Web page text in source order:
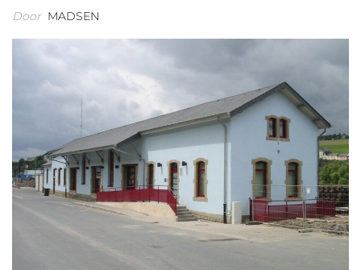
Door MADSEN